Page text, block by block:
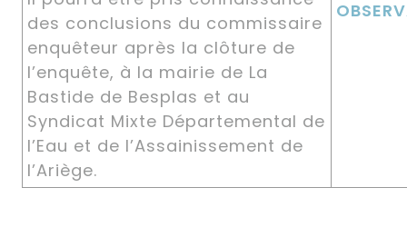
des conclusions du commissaire
enquêteur après la clôture de
l’enquête, à la mairie de La
Bastide de Besplas et au
Syndicat Mixte Départemental de
l’Eau et de l’Assainissement de
l’Ariège.